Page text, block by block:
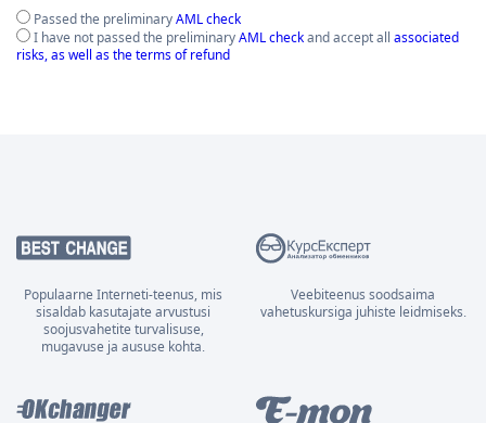
Passed the preliminaryAML check
I have not passed the preliminaryAML checkand accept all associated
risks, as well as the terms of refund
Populaarne Interneti-teenus, mis
sisaldab kasutajate arvustusi
soojusvahetite turvalisuse,
mugavuse ja aususe kohta.
Veebiteenus soodsaima
vahetuskursiga juhiste leidmiseks.